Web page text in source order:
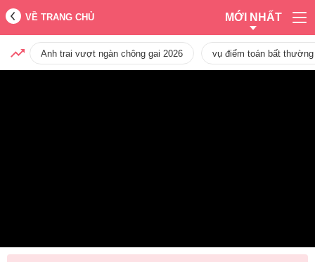
VỀ TRANG CHỦ MỚI NHẤT
Anh trai vượt ngàn chông gai 2026 vụ điểm toán bất